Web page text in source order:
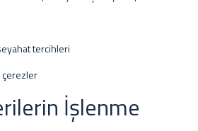
tercihleri
çerezler
İşlenme